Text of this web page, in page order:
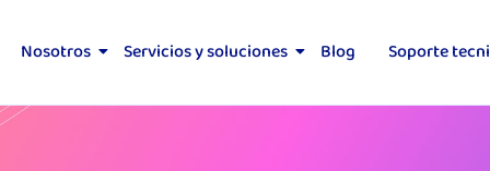
Nosotros Servicios y soluciones Blog Soporte